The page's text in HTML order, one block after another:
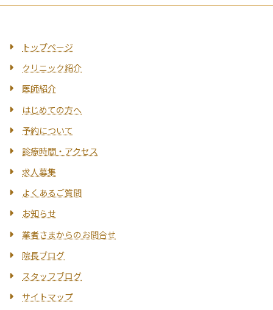
トップページ
クリニック紹介
医師紹介
はじめての方へ
予約について
診療時間・アクセス
求人募集
よくあるご質問
お知らせ
業者さまからのお問合せ
院長ブログ
スタッフブログ
サイトマップ